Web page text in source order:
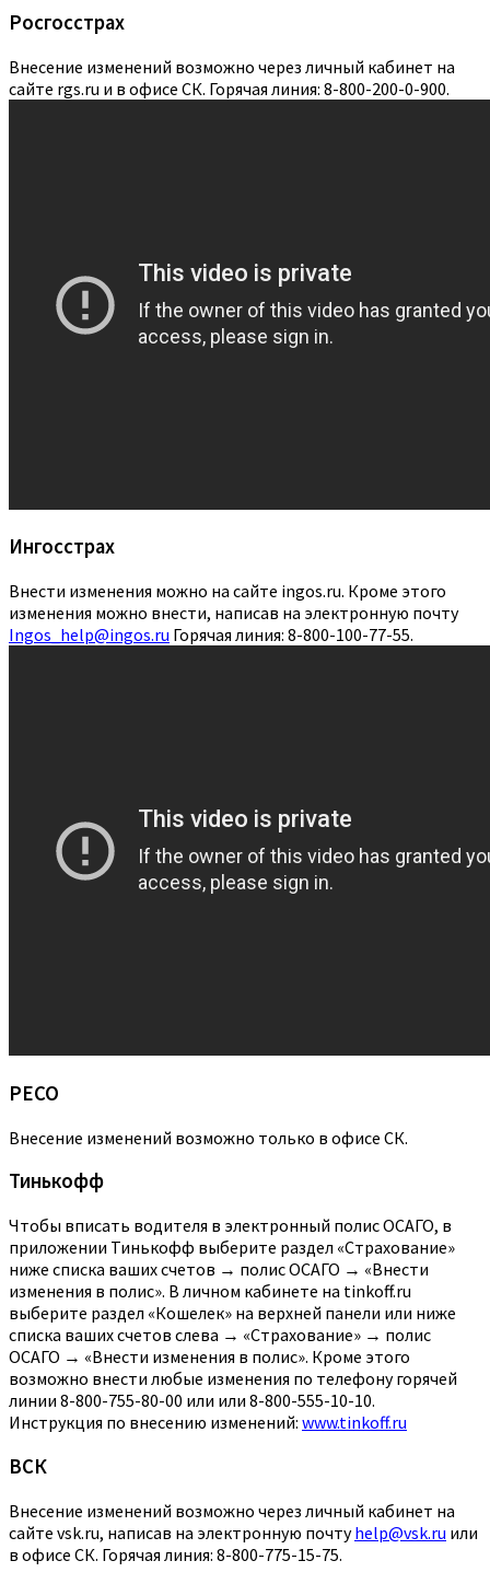
Росгосстрах
Внесение изменений возможно через личный кабинет на
сайте rgs.ru и в офисе СК. Горячая линия: 8-800-200-0-900.
Ингосстрах
Внести изменения можно на сайте ingos.ru. Кроме этого
изменения можно внести, написав на электронную почту
Ingos_help@ingos.ru Горячая линия: 8-800-100-77-55.
РЕСО
Внесение изменений возможно только в офисе СК.
Тинькофф
Чтобы вписать водителя в электронный полис ОСАГО, в
приложении Тинькофф выберите раздел «Страхование»
ниже списка ваших счетов → полис ОСАГО → «Внести
изменения в полис». В личном кабинете на tinkoff.ru
выберите раздел «Кошелек» на верхней панели или ниже
списка ваших счетов слева → «Страхование» → полис
ОСАГО → «Внести изменения в полис». Кроме этого
возможно внести любые изменения по телефону горячей
линии 8-800-755-80-00 или или 8-800-555-10-10.
Инструкция по внесению изменений: www.tinkoff.ru
ВСК
Внесение изменений возможно через личный кабинет на
сайте vsk.ru, написав на электронную почтуhelp@vsk.ru или
в офисе СК. Горячая линия: 8-800-775-15-75.